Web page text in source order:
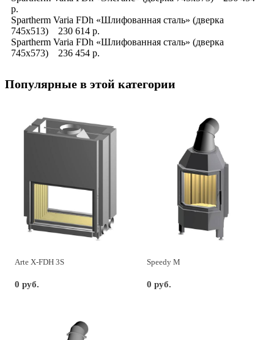
р.
Spartherm Varia FDh «Шлифованная сталь» (дверка
745x513) 230 614 р.
Spartherm Varia FDh «Шлифованная сталь» (дверка
745x573) 236 454 р.
Популярные в этой категории
Arte X-FDH 3S
0 руб.
Speedy M
0 руб.